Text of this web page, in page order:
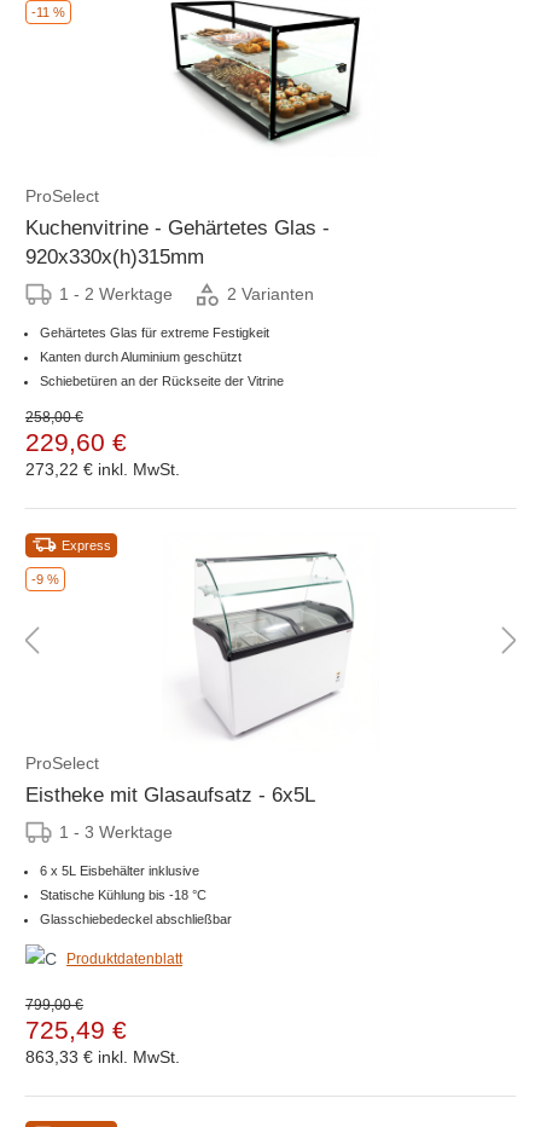
-11 %
ProSelect
Kuchenvitrine - Gehärtetes Glas -
920x330x(h)315mm
1 - 2 Werktage 2 Varianten
Gehärtetes Glas für extreme Festigkeit
Kanten durch Aluminium geschützt
Schiebetüren an der Rückseite der Vitrine
258,00 €
229,60 €
273,22 € inkl. MwSt.
-9 %
Express
ProSelect
Eistheke mit Glasaufsatz - 6x5L
1 - 3 Werktage
6 x 5L Eisbehälter inklusive
Statische Kühlung bis -18 °C
Glasschiebedeckel abschließbar
Produktdatenblatt
799,00 €
725,49 €
863,33 € inkl. MwSt.